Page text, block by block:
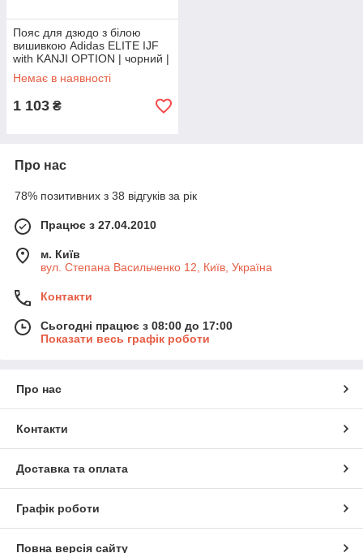
Пояс для дзюдо з білою
вишивкою Adidas ELITE IJF
with KANJI OPTION | чорний |
ADIDAS adiB242J
Немає в наявності
1 103 ₴
Про нас
78% позитивних з 38 відгуків за рік
Працює з 27.04.2010
м. Київ
вул. Степана Васильченко 12, Київ, Україна
Контакти
Сьогодні працює з 08:00 до 17:00
Показати весь графік роботи
Про нас
Контакти
Доставка та оплата
Графік роботи
Повна версія сайту